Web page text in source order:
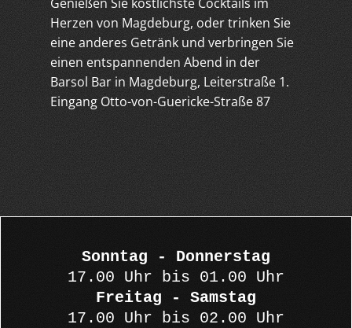
Herzen von Magdeburg, oder trinken Sie
eine anderes Getränk und verbringen Sie
einen entspannenden Abend in der
Barsol Bar in Magdeburg, Leiterstraße 1.
Eingang Otto-von-Guericke-Straße 87
Sonntag - Donnerstag
17.00 Uhr bis 01.00 Uhr
Freitag - Samstag
17.00 Uhr bis 02.00 Uhr